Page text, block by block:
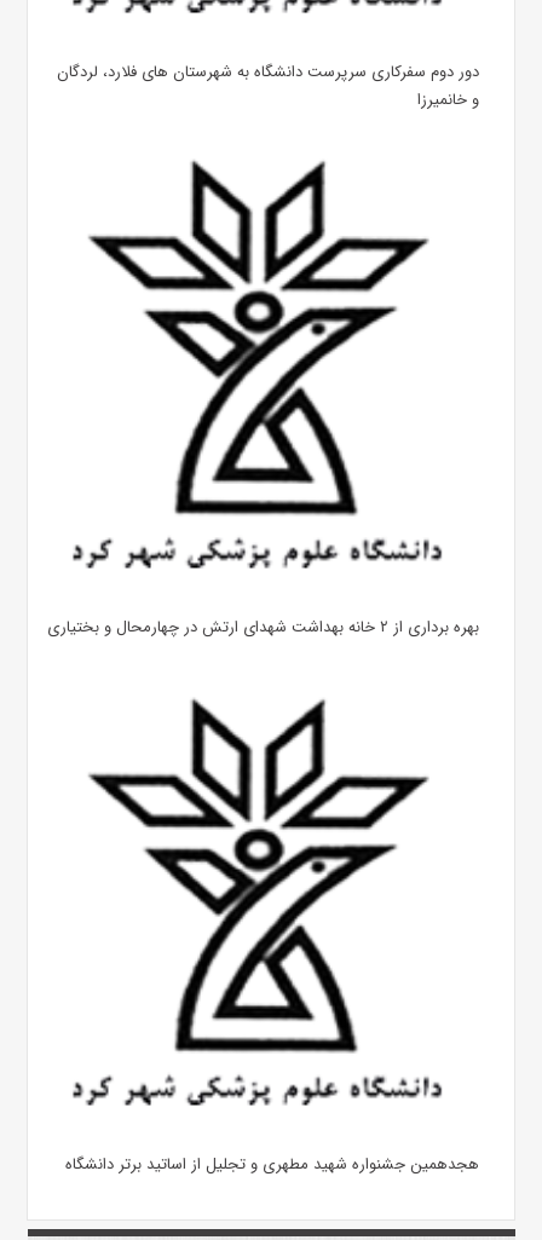
دور دوم سفرکاری سرپرست دانشگاه به شهرستان های فلارد، لردگان
و خانمیرزا
بهره ‌برداری از ۲ خانه بهداشت شهدای ارتش در چهارمحال و بختیاری
هجدهمین جشنواره شهید مطهری و تجلیل از اساتید برتر دانشگاه